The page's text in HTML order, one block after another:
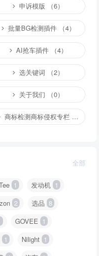
申诉模版 （6）
批量BG检测插件 （4）
AI抢车插件 （4）
选关键词 （2）
关于我们 （0）
商标检测商标侵权专栏 （1）
全部
1 发动机 1
2 选品 8
GOVEE 1
1 Nilight 1